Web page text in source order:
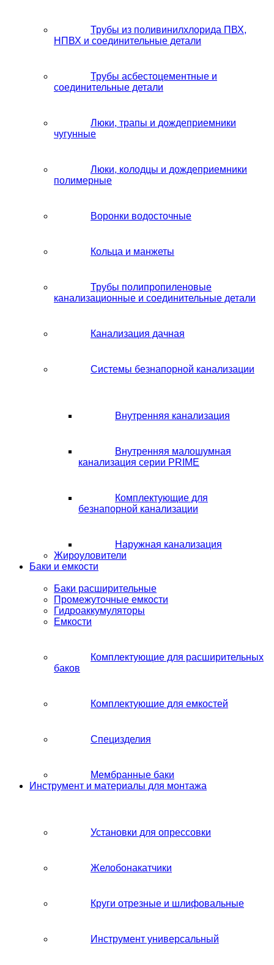
Трубы из поливинилхлорида ПВХ,
НПВХ и соединительные детали
Трубы асбестоцементные и
соединительные детали
Люки, трапы и дождеприемники
чугунные
Люки, колодцы и дождеприемники
полимерные
Воронки водосточные
Кольца и манжеты
Трубы полипропиленовые
канализационные и соединительные детали
Канализация дачная
Системы безнапорной канализации
Внутренняя канализация
Внутренняя малошумная
канализация серии PRIME
Комплектующие для
безнапорной канализации
Наружная канализация
Жироуловители
Баки и емкости
Баки расширительные
Промежуточные емкости
Гидроаккумуляторы
Емкости
Комплектующие для расширительных
баков
Комплектующие для емкостей
Специзделия
Мембранные баки
Инструмент и материалы для монтажа
Установки для опрессовки
Желобонакатчики
Круги отрезные и шлифовальные
Инструмент универсальный